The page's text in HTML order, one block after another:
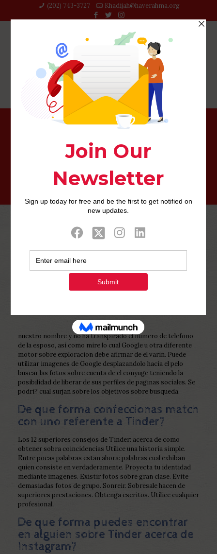
(202) 743-3727‬ Khadijah@haverahma.org
Realice la busqueda utilizando la direccion de correo
0 Published by
2023
nuestro nombre y no ha transpirado el numero de telefono
de la esposo, asi­ como mire lo cual Google u otra diferente
motor sobre exploracion debe afirmar de el varin. Puede
utilizar imagenes de Google desplazandolo hacia el pelo
buscar las fotos sobre cuenta de el conyuge teniendo la
posibilidad de liberar de sus perfiles de paginas sociales. Se
podri? cual surjan sobre los objetivos sobre busqueda.
De que forma confeccionas match
con uno referente a Tinder?
Los 12 superiores consejos de Tinder: acerca de como
obtener sobra coincidencias Utilice una historia simple.
Entre pocas palabras estan ahora: palabras cual exhiban
quien consiste en verdaderamente. Proyecta tu identidad
mediante imagenes. Existir fotos sobre gran clase. Evite
demasiadas fotos de grupo. Sonreir. Sobresale hacen de
superiores prestaciones. Obtenga escritos. Utilice cualquier
profesional.
De que forma puedes encontrar
en alguien sobre Tinder acerca de
Instagram?